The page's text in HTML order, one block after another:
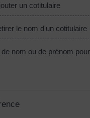
un cotitulaire
le nom d'un cotitulaire
nom ou de prénom